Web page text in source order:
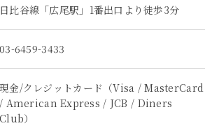
日比谷線「広尾駅」1番出口より徒歩3分
03-6459-3433
現金/クレジットカード（Visa / MasterCard
/ American Express / JCB / Diners
Club）